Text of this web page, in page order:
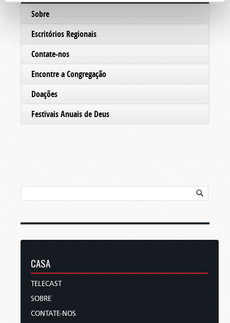
Sobre
Escritórios Regionais
Contate-nos
Encontre a Congregação
Doações
Festivais Anuais de Deus
CASA
TELECAST
SOBRE
CONTATE-NOS